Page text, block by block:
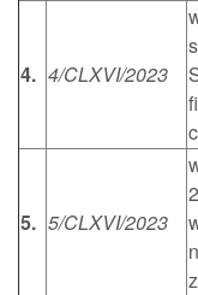
4. 4/CLXVI/2023
5. 5/CLXVI/2023